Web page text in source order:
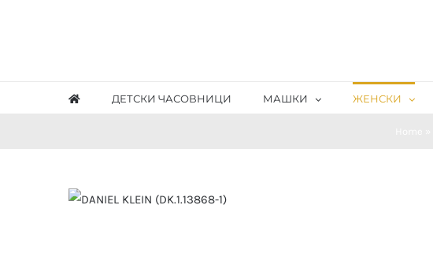
ДЕТСКИ ЧАСОВНИЦИ МАШКИ ЖЕНСКИ